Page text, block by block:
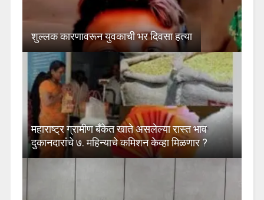
शुल्लक कारणावरून युवकाची भर दिवसा हत्या
महाराष्ट्र ग्रामीण बँकेत खाते असलेल्या रास्त भाव
दुकानदारांचे ७. महिन्याचे कमिशन केव्हा मिळणार ?